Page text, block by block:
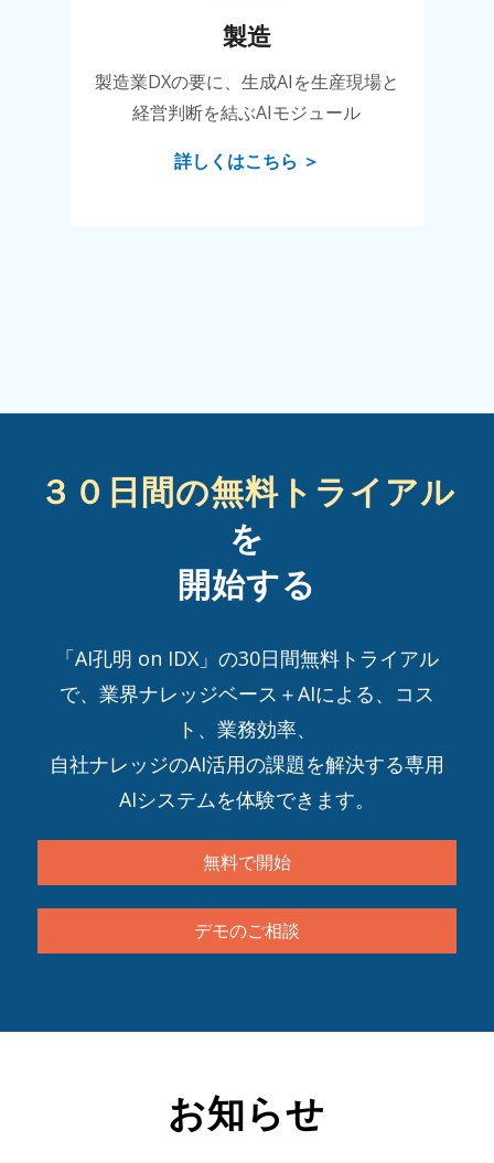
製造
製造業DXの要に、生成AIを生産現場と
経営判断を結ぶAIモジュール
詳しくはこちら ＞
３０日間の無料トライアル
を
開始する
「AI孔明 on IDX」の30日間無料トライアル
で、業界ナレッジベース＋AIによる、コス
ト、業務効率、
自社ナレッジのAI活用の課題を解決する専用
AIシステムを体験できます。
無料で開始
デモのご相談
お知らせ